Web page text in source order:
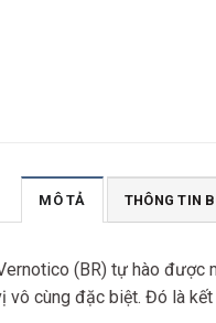
MÔ TẢ THÔNG TIN
(BR) tự hào
cùng đặc biệt. Đó là